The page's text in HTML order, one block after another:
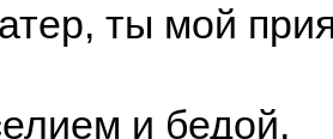
ты мой
и бедой,